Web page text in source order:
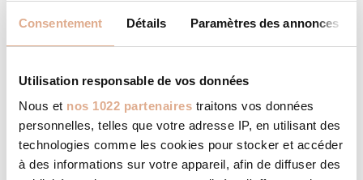
Consentement Détails Paramètres des annonces
Utilisation responsable de vos données
Nous et nos 1022 partenaires traitons vos données
personnelles, telles que votre adresse IP, en utilisant des
technologies comme les cookies pour stocker et accéder
à des informations sur votre appareil, afin de diffuser des
MAORI SUR BANC